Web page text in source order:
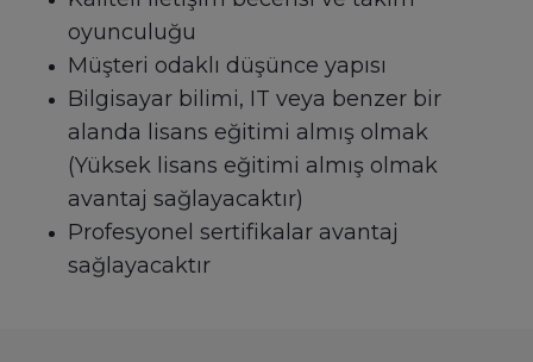
oyunculuğu
Müşteri odaklı düşünce yapısı
Bilgisayar bilimi, IT veya benzer bir
alanda lisans eğitimi almış olmak
(Yüksek lisans eğitimi almış olmak
avantaj sağlayacaktır)
Profesyonel sertifikalar avantaj
sağlayacaktır